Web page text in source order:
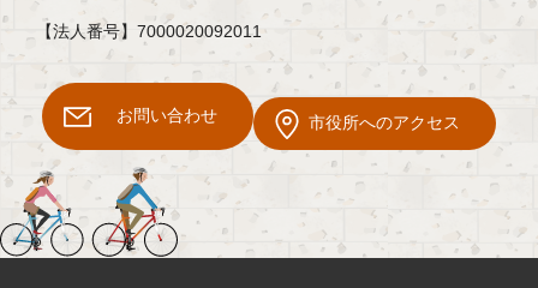
【法人番号】7000020092011
お問い合わせ 市役所へのアクセス